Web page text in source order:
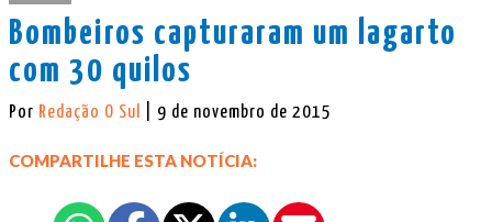
Bombeiros capturaram um lagarto
com 30 quilos
Por Redação O Sul | 9 de novembro de 2015
COMPARTILHE ESTA NOTÍCIA: